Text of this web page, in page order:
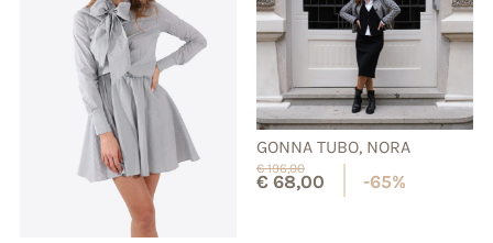
GONNA TUBO, NORA
€196,00
€68,00 -65%